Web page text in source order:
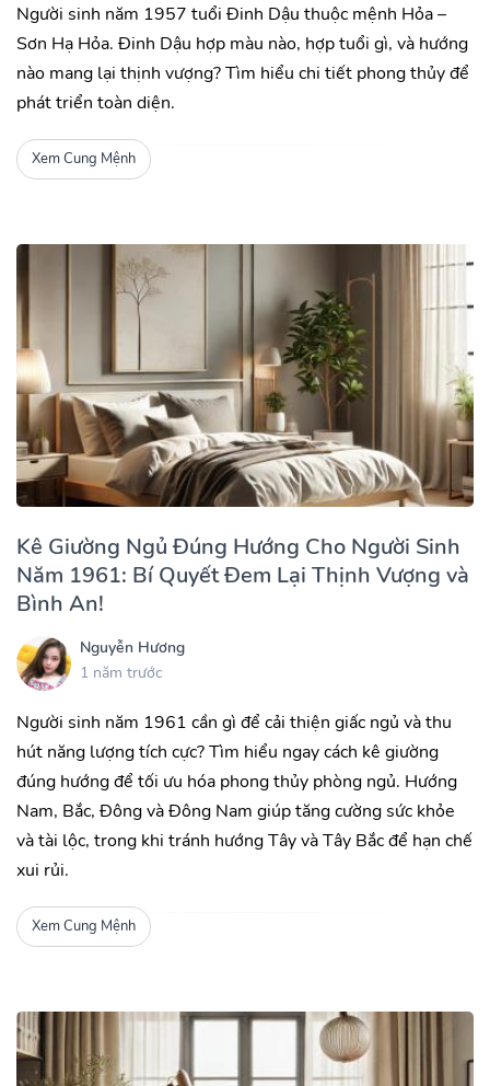
Người sinh năm 1957 tuổi Đinh Dậu thuộc mệnh Hỏa –
Sơn Hạ Hỏa. Đinh Dậu hợp màu nào, hợp tuổi gì, và hướng
nào mang lại thịnh vượng? Tìm hiểu chi tiết phong thủy để
phát triển toàn diện.
Xem Cung Mệnh
Kê Giường Ngủ Đúng Hướng Cho Người Sinh
Năm 1961: Bí Quyết Đem Lại Thịnh Vượng và
Bình An!
Nguyễn Hương
1 năm trước
Người sinh năm 1961 cần gì để cải thiện giấc ngủ và thu
hút năng lượng tích cực? Tìm hiểu ngay cách kê giường
đúng hướng để tối ưu hóa phong thủy phòng ngủ. Hướng
Nam, Bắc, Đông và Đông Nam giúp tăng cường sức khỏe
và tài lộc, trong khi tránh hướng Tây và Tây Bắc để hạn chế
xui rủi.
Xem Cung Mệnh